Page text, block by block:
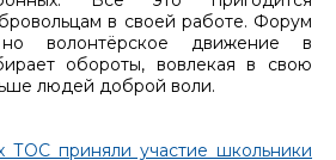
в своей работе. Форум
но волонтёрское движение в
обороты, вовлекая в свою
людей доброй воли.
ТОС приняли участие школьники